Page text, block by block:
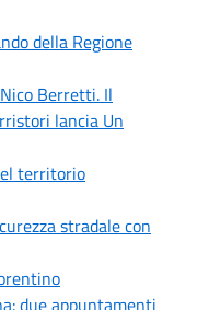
della Regione
Berretti. Il
lancia Un
territorio
stradale con
due appuntamenti